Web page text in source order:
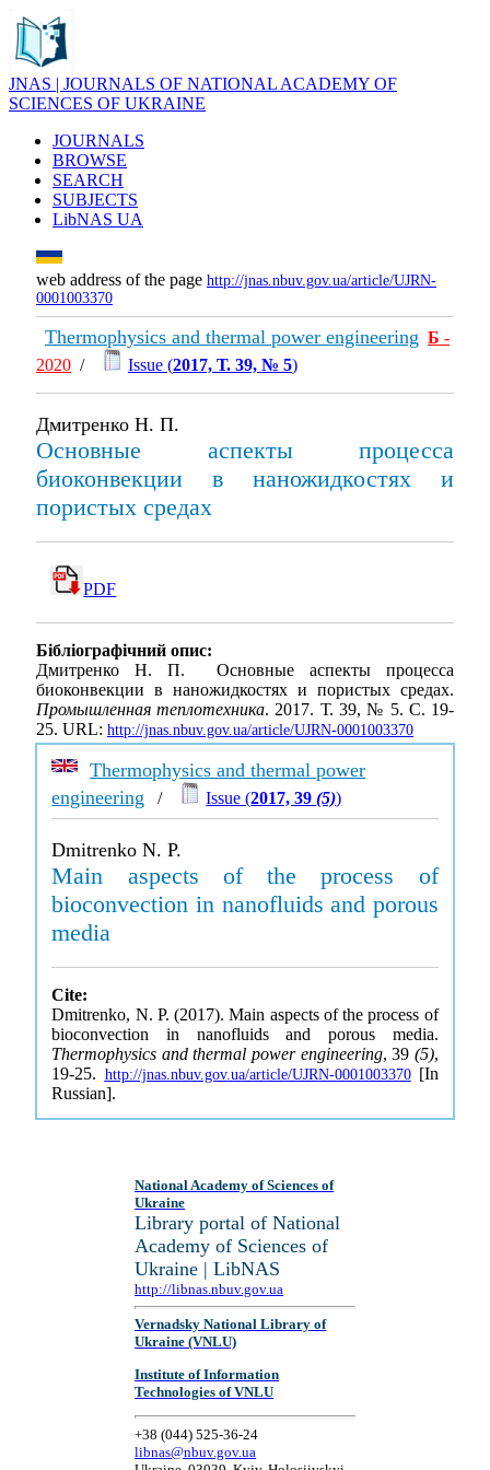
JNAS | JOURNALS OF NATIONAL ACADEMY OF
SCIENCES OF UKRAINE
JOURNALS
BROWSE
SEARCH
SUBJECTS
LibNAS UA
web address of the page http://jnas.nbuv.gov.ua/article/UJRN-
0001003370
Thermophysics and thermal power engineering Б -
2020 / Issue (2017, Т. 39, № 5)
Дмитренко Н. П.
Основные аспекты процесса
биоконвекции в наножидкостях и
пористых средах
PDF
Бібліографічний опис:
Дмитренко Н. П. Основные аспекты процесса
биоконвекции в наножидкостях и пористых средах.
Промышленная теплотехника. 2017. Т. 39, № 5. С. 19-
25. URL: http://jnas.nbuv.gov.ua/article/UJRN-0001003370
Thermophysics and thermal power
engineering / Issue (2017, 39(5))
Dmitrenko N. P.
Main aspects of the process of
bioconvection in nanofluids and porous
media
Cite:
Dmitrenko, N. P. (2017). Main aspects of the process of
bioconvection in nanofluids and porous media.
Thermophysics and thermal power engineering, 39 (5),
19-25. http://jnas.nbuv.gov.ua/article/UJRN-0001003370[In
Russian].
National Academy of Sciences of
Ukraine
Library portal of National
Academy of Sciences of
Ukraine | LibNAS
http://libnas.nbuv.gov.ua
Vernadsky National Library of
Ukraine (VNLU)
Institute of Information
Technologies of VNLU
+38 (044) 525-36-24
libnas@nbuv.gov.ua